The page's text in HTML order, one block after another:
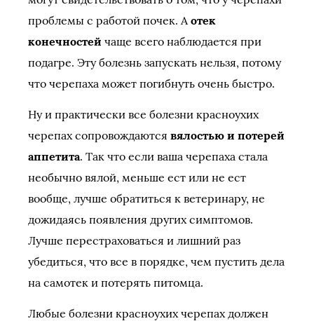
проблемы с работой почек. Аотек
конечностей чаще всего наблюдается при
подагре. Эту болезнь запускать нельзя, потому
что черепаха может погибнуть очень быстро.
Ну и практически все болезни красноухих
черепах сопровождаются вялостью и потерей
аппетита. Так что если ваша черепаха стала
необычно вялой, меньше ест или не ест
вообще, лучше обратиться к ветеринару, не
дожидаясь появления других симптомов.
Лучше перестраховаться и лишний раз
убедиться, что все в порядке, чем пустить дела
на самотек и потерять питомца.
Любые болезни красноухих черепах должен